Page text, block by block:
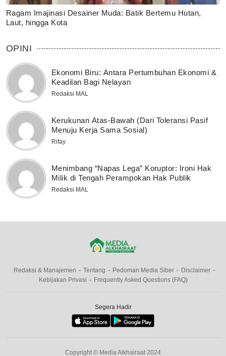
Ragam Imajinasi Desainer Muda: Batik Bertemu Hutan,
Laut, hingga Kota
OPINI
Ekonomi Biru: Antara Pertumbuhan Ekonomi &
Keadilan Bagi Nelayan
Redaksi MAL
Kerukunan Atas-Bawah (Dari Toleransi Pasif
Menuju Kerja Sama Sosial)
Rifay
Menimbang “Napas Lega” Koruptor: Ironi Hak
Milik di Tengah Perampokan Hak Publik
Redaksi MAL
Redaksi & Manajemen Tentang Pedoman Media Siber
Disclaimer
Kebijakan Privasi
Frequently Asked Questions (FAQ)
Segera Hadir
Copyright © Media Alkhairaat 2024